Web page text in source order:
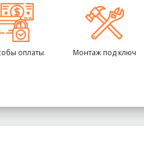
оплаты Монтаж под ключ